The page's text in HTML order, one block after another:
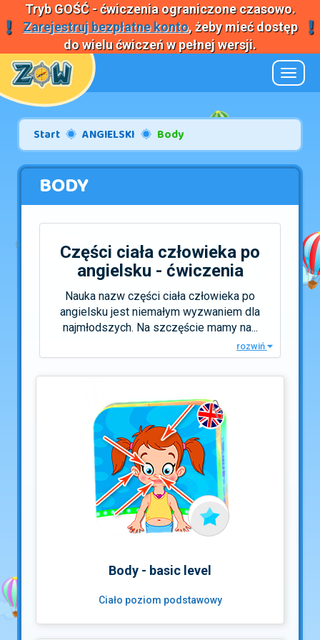
TrybGOŚĆ- ćwiczenia ograniczone czasowo.
Zarejestruj bezpłatne konto, żeby mieć dostęp
do wielu ćwiczeń w pełnej wersji.
Start ANGIELSKI Body
BODY
Części ciała człowieka po
angielsku - ćwiczenia
Nauka nazw części ciała człowieka po
angielsku jest niemałym wyzwaniem dla
najmłodszych. Na szczęście mamy na...
rozwiń
Body - basic level
Ciało poziom podstawowy